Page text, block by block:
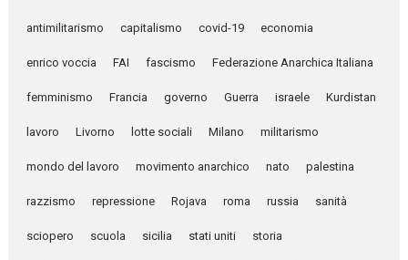
antimilitarismo capitalismo covid-19 economia
enrico voccia FAI fascismo Federazione Anarchica Italiana
femminismo Francia governo Guerra israele Kurdistan
lavoro Livorno lotte sociali Milano militarismo
mondo del lavoro movimento anarchico nato palestina
razzismo repressione Rojava roma russia sanità
sciopero scuola sicilia stati uniti storia